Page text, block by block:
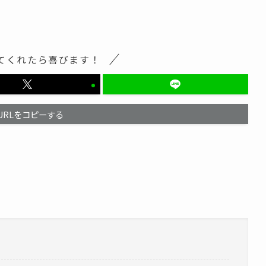
くれたら喜びます！
をコピーする